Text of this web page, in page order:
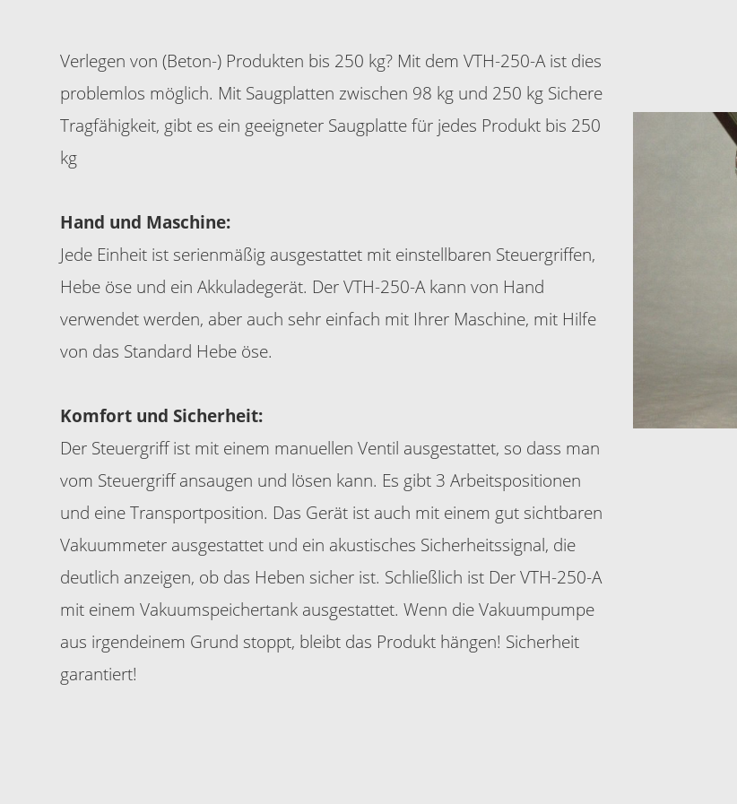
Verlegen von (Beton-) Produkten bis 250 kg? Mit dem VTH-250-A ist dies
problemlos möglich. Mit Saugplatten zwischen 98 kg und 250 kg Sichere
Tragfähigkeit, gibt es ein geeigneter Saugplatte für jedes Produkt bis 250
kg
Hand und Maschine:
Jede Einheit ist serienmäßig ausgestattet mit einstellbaren Steuergriffen,
Hebe öse und ein Akkuladegerät. Der VTH-250-A kann von Hand
verwendet werden, aber auch sehr einfach mit Ihrer Maschine, mit Hilfe
von das Standard Hebe öse.
Komfort und Sicherheit:
Der Steuergriff ist mit einem manuellen Ventil ausgestattet, so dass man
vom Steuergriff ansaugen und lösen kann. Es gibt 3 Arbeitspositionen
und eine Transportposition. Das Gerät ist auch mit einem gut sichtbaren
Vakuummeter ausgestattet und ein akustisches Sicherheitssignal, die
deutlich anzeigen, ob das Heben sicher ist. Schließlich ist Der VTH-250-A
mit einem Vakuumspeichertank ausgestattet. Wenn die Vakuumpumpe
aus irgendeinem Grund stoppt, bleibt das Produkt hängen! Sicherheit
garantiert!